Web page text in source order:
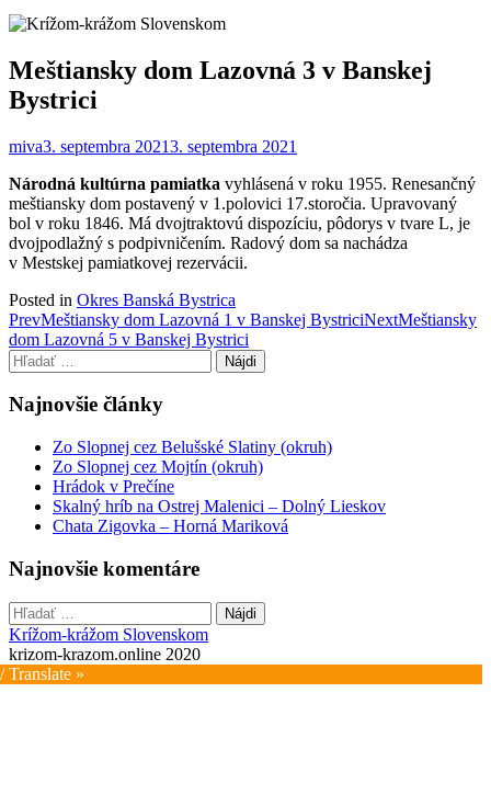
Meštiansky dom Lazovná 3 v Banskej
Bystrici
miva3. septembra 20213. septembra 2021
Národná kultúrna pamiatka vyhlásená v roku 1955. Renesančný
meštiansky dom postavený v 1.polovici 17.storočia. Upravovaný
bol v roku 1846. Má dvojtraktovú dispozíciu, pôdorys v tvare L, je
dvojpodlažný s podpivničením. Radový dom sa nachádza
v Mestskej pamiatkovej rezervácii.
Posted in Okres Banská Bystrica
Post
navigation
PrevMeštiansky dom Lazovná 1 v Banskej BystriciNextMeštiansky
dom Lazovná 5 v Banskej Bystrici
Hľadať:
Najnovšie články
Zo Slopnej cez Belušské Slatiny (okruh)
Zo Slopnej cez Mojtín (okruh)
Hrádok v Prečíne
Skalný hríb na Ostrej Malenici – Dolný Lieskov
Chata Zigovka – Horná Mariková
Najnovšie komentáre
Hľadať:
Krížom-krážom Slovenskom
krizom-krazom.online 2020
Translate »